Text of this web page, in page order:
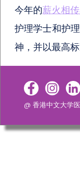
今年的薪火相
护理学士和护
神，并以最高
@ 香港中文大学